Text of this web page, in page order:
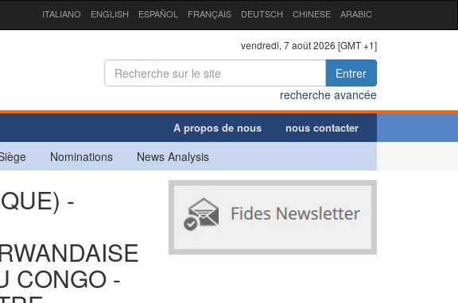
ITALIANO ENGLISH ESPAÑOL FRANÇAIS DEUTSCH CHINESE ARABIC
vendredi, 7 août 2026 [GMT +1]
Entrer
recherche avancée
A propos de nous nous contacter
Nominations News Analysis
-
CONGO -